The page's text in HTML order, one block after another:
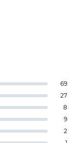
69
27
8
9
2